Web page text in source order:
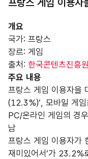
프랑스 게임 이용자
개요
국가: 프랑스
장르: 게임
출처: 한국콘텐츠진흥
주요 내용
프랑스 게임 이용자을
(12.3%)’, 모바일 게
PC/온라인 게임의 경
남
프랑스 게임 이용자가
재미있어서’가 23.2%